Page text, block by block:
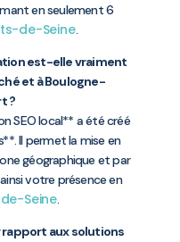
en seulement 6
de-Seine.
est-elle vraiment
et à Boulogne-
?
SEO local** a été créé
Il permet la mise en
géographique et par
votre présence en
Seine.
rapport aux solutions